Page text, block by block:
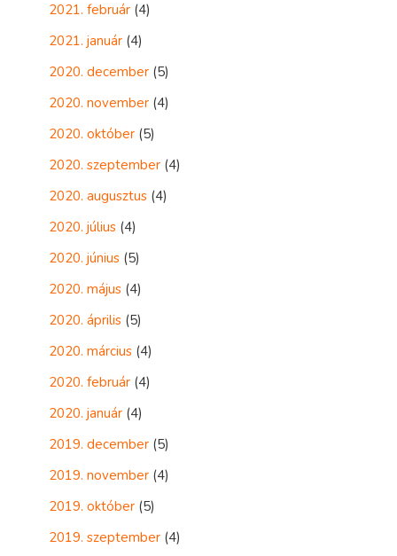
2021. február (4)
2021. január (4)
2020. december (5)
2020. november (4)
2020. október (5)
2020. szeptember (4)
2020. augusztus (4)
2020. július (4)
2020. június (5)
2020. május (4)
2020. április (5)
2020. március (4)
2020. február (4)
2020. január (4)
2019. december (5)
2019. november (4)
2019. október (5)
2019. szeptember (4)